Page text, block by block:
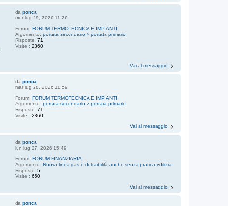
daponca
mer lug 29, 2026 11:26
Forum:FORUM TERMOTECNICA E IMPIANTI
Argomento:portata secondario > portata primario
Risposte:71
Visite :2860
Vai al messaggio
daponca
mar lug 28, 2026 11:59
Forum:FORUM TERMOTECNICA E IMPIANTI
Argomento:portata secondario > portata primario
Risposte:71
Visite :2860
Vai al messaggio
daponca
lun lug 27, 2026 15:49
Forum:FORUM FINANZIARIA
Argomento:Nuova linea gas e detraibilità anche senza pratica edilizia
Risposte:5
Visite :650
Vai al messaggio
daponca